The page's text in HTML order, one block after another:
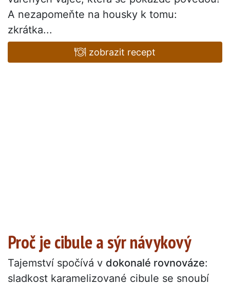
A nezapomeňte na housky k tomu:
zkrátka...
zobrazit recept
Proč je cibule a sýr návykový
Tajemství spočívá v dokonalé rovnováze:
sladkost karamelizované cibule se snoubí